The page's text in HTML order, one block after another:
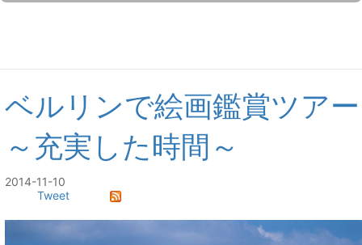
ベルリンで絵画鑑賞ツアー
～充実した時間～
2014-11-10
Tweet